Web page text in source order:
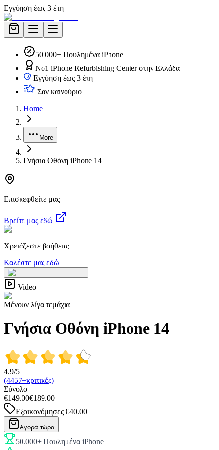
Εγγύηση έως 3 έτη
50.000+ Πουλημένα iPhone
No1 iPhone Refurbishing Center στην Ελλάδα
Εγγύηση έως 3 έτη
Σαν καινούριο
Home
More
Γνήσια Οθόνη iPhone 14
Επισκεφθείτε μας
Βρείτε μας εδώ
Χρειάζεστε βοήθεια;
Καλέστε μας εδώ
Video
Μένουν λίγα τεμάχια
Γνήσια Οθόνη iPhone 14
4.9/5
(4457+κριτικές)
Σύνολο
€149.00€189.00
Εξοικονόμησες €40.00
Αγορά τώρα
50.000+ Πουλημένα iPhone